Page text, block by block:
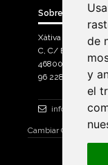
de
y
el
de
y
el
Sobre Bicicletas
Xàtiva Polígon
C, C/ Braçal del
46800, Xàtiva.
96 228 71 23
Cambiar